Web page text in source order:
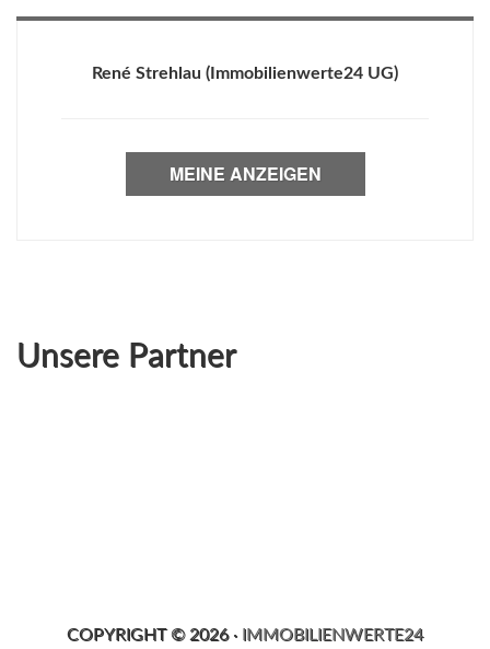
René Strehlau (Immobilienwerte24 UG)
MEINE ANZEIGEN
Unsere Partner
COPYRIGHT ©2026· IMMOBILIENWERTE24